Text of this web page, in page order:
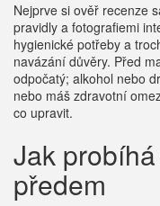
Nejprve si ověř recenze
pravidly a fotografiemi
hygienické potřeby a
navázání důvěry. Před
odpočatý; alkohol nebo
nebo máš zdravotní
co upravit.
Jak
předem